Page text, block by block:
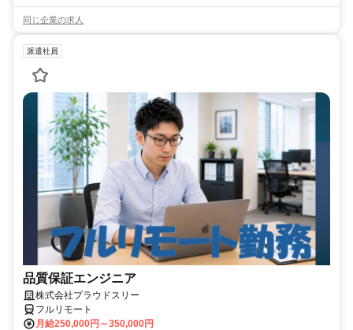
同じ企業の求人
派遣社員
品質保証エンジニア
株式会社プラウドスリー
フルリモート
月給250,000円～350,000円